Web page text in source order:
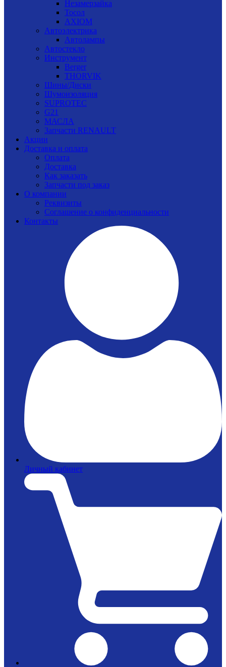
Незамерзайка
Тосол
AXIOM
Автоэлектрика
Автолампы
Автостекло
Инструмент
Berger
THORVIK
Шины/Диски
Шумоизоляция
SUPROTEC
G21
МАСЛА
Запчасти RENAULT
Акции
Доставка и оплата
Оплата
Доставка
Как заказать
Запчасти под заказ
О компании
Реквизиты
Соглашение о конфиденциальности
Контакты
Личный кабинет